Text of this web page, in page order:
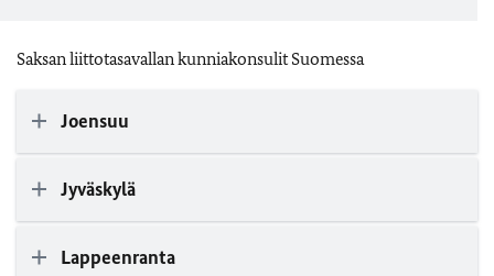
Saksan liittotasavallan kunniakonsulit Suomessa
Joensuu
Jyväskylä
Lappeenranta